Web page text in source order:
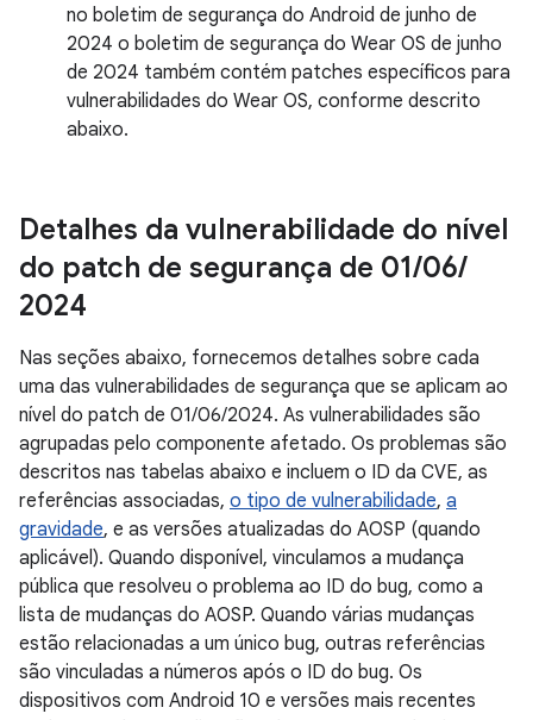
no boletim de segurança do Android de junho de
2024 o boletim de segurança do Wear OS de junho
de 2024 também contém patches específicos para
vulnerabilidades do Wear OS, conforme descrito
abaixo.
Detalhes da vulnerabilidade do nível
do patch de segurança de 01/06/
2024
Nas seções abaixo, fornecemos detalhes sobre cada
uma das vulnerabilidades de segurança que se aplicam ao
nível do patch de 01/06/2024. As vulnerabilidades são
agrupadas pelo componente afetado. Os problemas são
descritos nas tabelas abaixo e incluem o ID da CVE, as
referências associadas, o tipo de vulnerabilidade, a
gravidade, e as versões atualizadas do AOSP (quando
aplicável). Quando disponível, vinculamos a mudança
pública que resolveu o problema ao ID do bug, como a
lista de mudanças do AOSP. Quando várias mudanças
estão relacionadas a um único bug, outras referências
são vinculadas a números após o ID do bug. Os
dispositivos com Android 10 e versões mais recentes